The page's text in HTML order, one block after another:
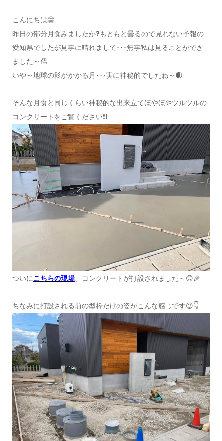
こんにちは🤗
昨日の部分月食みましたか❓もともと曇るので見れない予報の
愛知県でしたが見事に晴れまして･･･無事私は見ることができ
ました～👏
いや～地球の影がかかる月･･･実に神秘的でしたね～🌒
そんな月食と同じくらい神秘的な出来立てほやほやツルツルの
コンクリートをご覧ください❗❗
ついにこちらの現場、コンクリートが打設されました～😊🎉
ちなみに打設される前の型枠だけの姿がこんな感じです😉👇